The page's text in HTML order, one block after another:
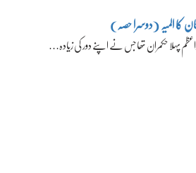
کا المیہ (دوسرا حصہ)
پہلا حکمران تھا جس نے اپنے دور کی زیادہ…